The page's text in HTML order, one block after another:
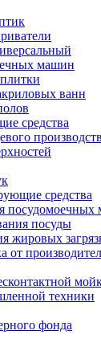
машин
ванн
средства
средства
посудомоечных
посуды
жировых
от
техники
фонда